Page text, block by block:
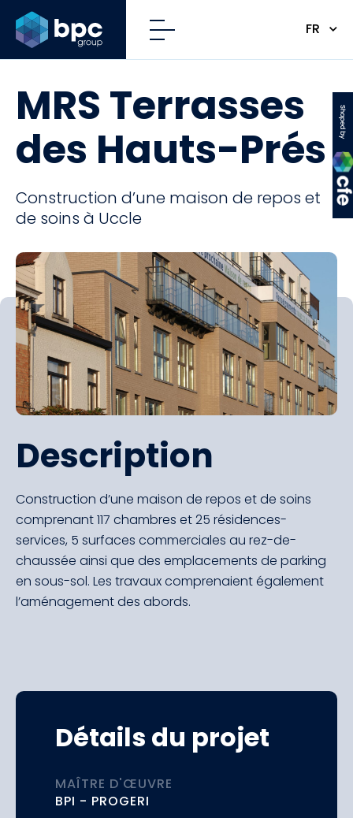
CFE
FR
MRS Terrasses
des Hauts-Prés
Construction d’une maison de repos et
de soins à Uccle
Description
Construction d’une maison de repos et de soins
comprenant 117 chambres et 25 résidences-
services, 5 surfaces commerciales au rez-de-
chaussée ainsi que des emplacements de parking
en sous-sol. Les travaux comprenaient également
l’aménagement des abords.
Détails du projet
MAÎTRE D'ŒUVRE
BPI - PROGERI